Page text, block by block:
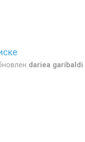
dariea garibaldi